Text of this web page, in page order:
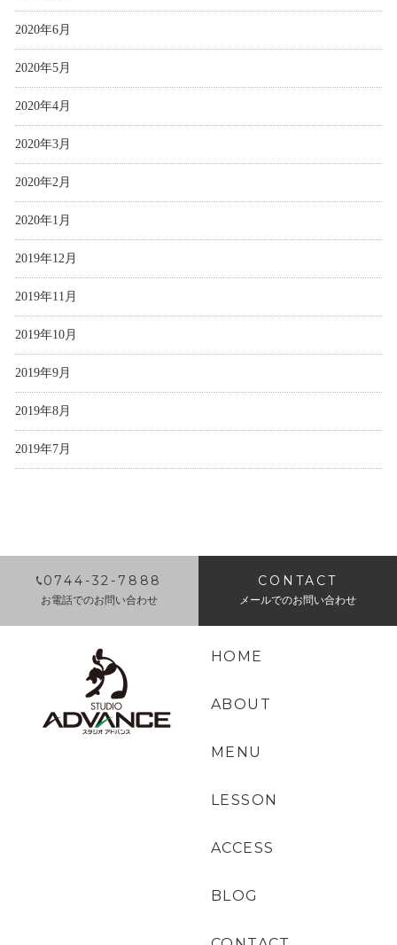
2020年6月
2020年5月
2020年4月
2020年3月
2020年2月
2020年1月
2019年12月
2019年11月
2019年10月
2019年9月
2019年8月
2019年7月
0744-32-7888
お電話でのお問い合わせ
CONTACT
メールでのお問い合わせ
HOME
ABOUT
MENU
LESSON
ACCESS
BLOG